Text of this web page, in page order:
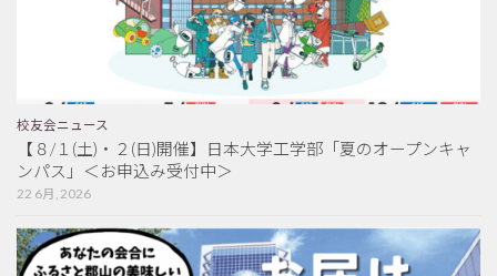
校友会ニュース
【８/１(土)・２(日)開催】日本大学工学部「夏のオープンキャ
ンパス」＜お申込み受付中＞
22 6月, 2026